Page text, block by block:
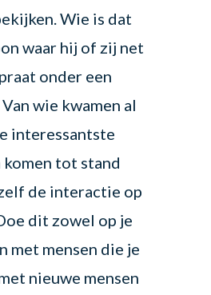
Wie is dat
waar hij of zij net
onder een
wie kwamen al
interessantste
komen tot stand
de interactie op
dit zowel op je
met mensen die je
nieuwe mensen